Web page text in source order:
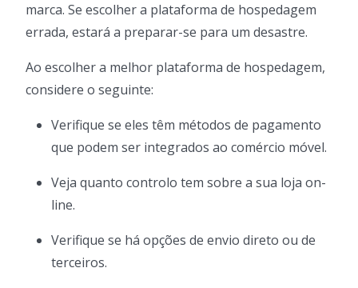
marca. Se escolher a plataforma de hospedagem
errada, estará a preparar-se para um desastre.
Ao escolher a melhor plataforma de hospedagem,
considere o seguinte:
Verifique se eles têm métodos de pagamento
que podem ser integrados ao comércio móvel.
Veja quanto controlo tem sobre a sua loja on-
line.
Verifique se há opções de envio direto ou de
terceiros.